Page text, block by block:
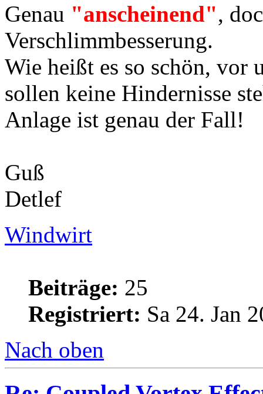
Genau "anscheinend",
Verschlimmbesserung.
Wie heißt es so schön, vor
sollen keine Hindernisse
Anlage ist genau der Fall!
Guß
Detlef
Windwirt
Beiträge: 25
Registriert: Sa 24. Jan
Nach oben